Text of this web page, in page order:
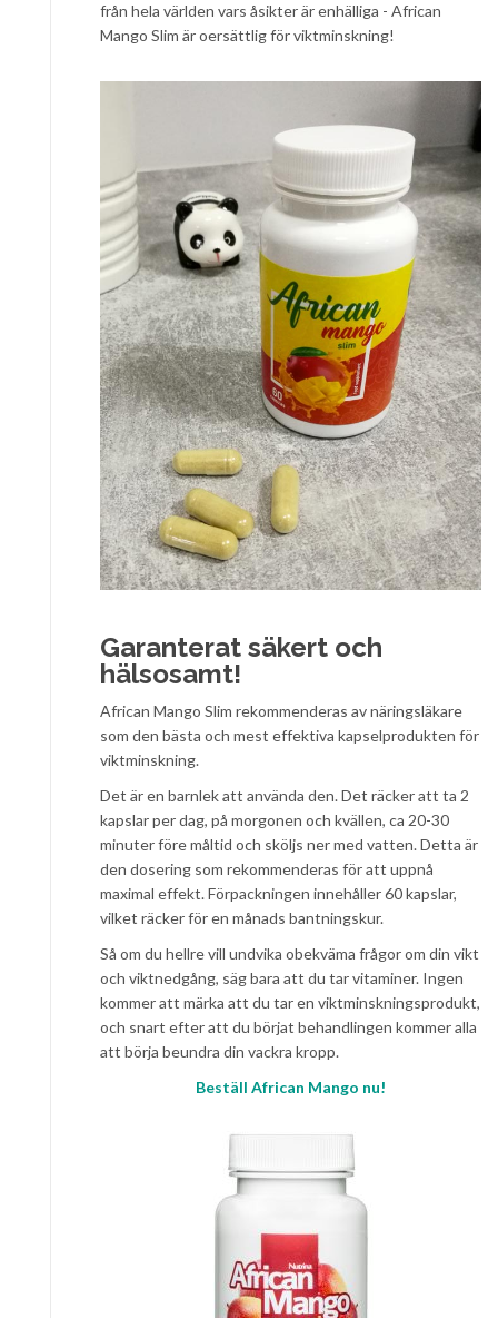
från hela världen vars åsikter är enhälliga - African
Mango Slim är oersättlig för viktminskning!
Garanterat säkert och
hälsosamt!
African Mango Slim rekommenderas av näringsläkare
som den bästa och mest effektiva kapselprodukten för
viktminskning.
Det är en barnlek att använda den. Det räcker att ta 2
kapslar per dag, på morgonen och kvällen, ca 20-30
minuter före måltid och sköljs ner med vatten. Detta är
den dosering som rekommenderas för att uppnå
maximal effekt. Förpackningen innehåller 60 kapslar,
vilket räcker för en månads bantningskur.
Så om du hellre vill undvika obekväma frågor om din vikt
och viktnedgång, säg bara att du tar vitaminer. Ingen
kommer att märka att du tar en viktminskningsprodukt,
och snart efter att du börjat behandlingen kommer alla
att börja beundra din vackra kropp.
Beställ African Mango nu!